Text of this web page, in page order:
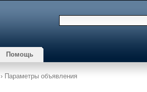
Помощь
› Параметры объявления